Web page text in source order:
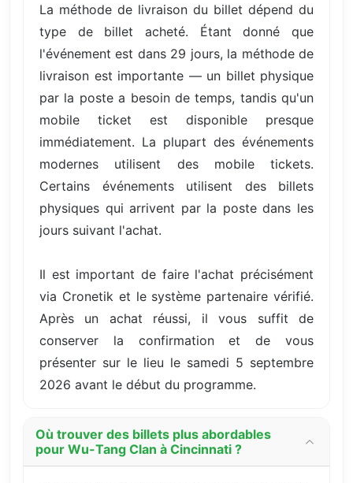
La méthode de livraison du billet dépend du
type de billet acheté. Étant donné que
l'événement est dans 29 jours, la méthode de
livraison est importante — un billet physique
par la poste a besoin de temps, tandis qu'un
mobile ticket est disponible presque
immédiatement. La plupart des événements
modernes utilisent des mobile tickets.
Certains événements utilisent des billets
physiques qui arrivent par la poste dans les
jours suivant l'achat.
Il est important de faire l'achat précisément
via Cronetik et le système partenaire vérifié.
Après un achat réussi, il vous suffit de
conserver la confirmation et de vous
présenter sur le lieu le samedi 5 septembre
2026 avant le début du programme.
Où trouver des billets plus abordables
pour Wu-Tang Clan à Cincinnati ?